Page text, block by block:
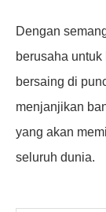
Dengan
berusaha
bersaing di
menjanjikan
yang akan
seluruh dunia.